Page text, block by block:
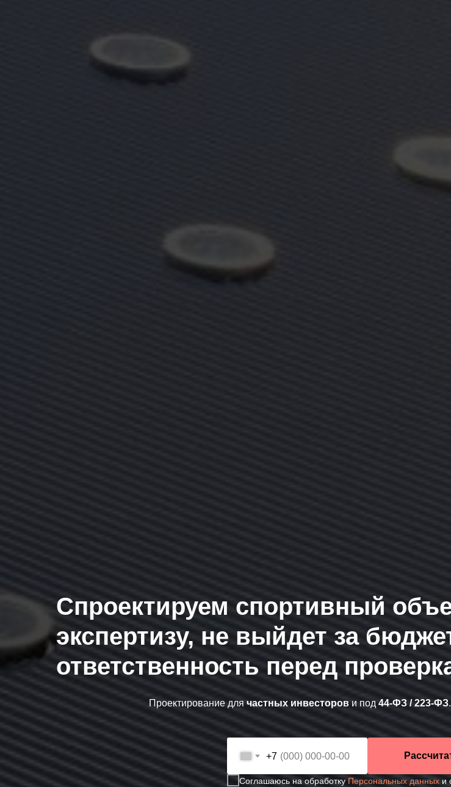
Спроектируем спортивный
экспертизу, не выйдет за
ответственность перед
Проектирование для частных инвесторов и под 44-ФЗ / 223-ФЗ
+7
Соглашаюсь на обработку Персональных данных и